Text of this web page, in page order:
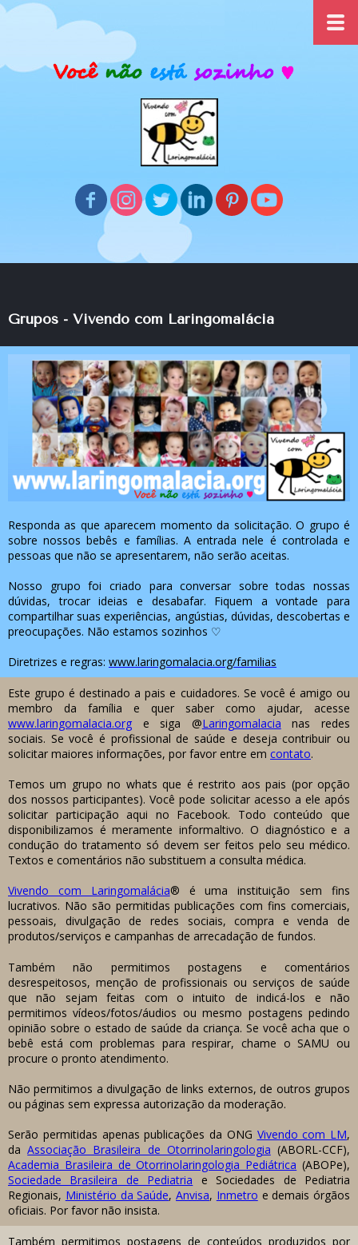
Grupos - Vivendo com Laringomalácia
Responda as que aparecem momento da solicitação. O grupo é
sobre nossos bebês e famílias. A entrada nele é controlada e
pessoas que não se apresentarem, não serão aceitas.
Nosso grupo foi criado para conversar sobre todas nossas
dúvidas, trocar ideias e desabafar. Fiquem a vontade para
compartilhar suas experiências, angústias, dúvidas, descobertas e
preocupações. Não estamos sozinhos ♡
Diretrizes e regras: www.laringomalacia.org/familias
Este grupo é destinado a pais e cuidadores. Se você é amigo ou
membro da família e quer saber como ajudar, acesse
www.laringomalacia.org e siga @Laringomalacia nas redes
sociais. Se você é profissional de saúde e deseja contribuir ou
solicitar maiores informações, por favor entre em contato.
Temos um grupo no whats que é restrito aos pais (por opção
dos nossos participantes). Você pode solicitar acesso a ele após
solicitar participação aqui no Facebook. Todo conteúdo que
disponibilizamos é meramente informaltivo. O diagnóstico e a
condução do tratamento só devem ser feitos pelo seu médico.
Textos e comentários não substituem a consulta médica.
Vivendo com Laringomalácia® é uma instituição sem fins
lucrativos. Não são permitidas publicações com fins comerciais,
pessoais, divulgação de redes sociais, compra e venda de
produtos/serviços e campanhas de arrecadação de fundos.
Também não permitimos postagens e comentários
desrespeitosos, menção de profissionais ou serviços de saúde
que não sejam feitas com o intuito de indicá-los e não
permitimos vídeos/fotos/áudios ou mesmo postagens pedindo
opinião sobre o estado de saúde da criança. Se você acha que o
bebê está com problemas para respirar, chame o SAMU ou
procure o pronto atendimento.
Não permitimos a divulgação de links externos, de outros grupos
ou páginas sem expressa autorização da moderação.
Serão permitidas apenas publicações da ONG Vivendo com LM,
daAssociação Brasileira de Otorrinolaringologia (ABORL-CCF),
Academia Brasileira de Otorrinolaringologia Pediátrica (ABOPe),
Sociedade Brasileira de Pediatria e Sociedades de Pediatria
Regionais, Ministério da Saúde, Anvisa, Inmetro e demais órgãos
oficiais. Por favor não insista.
Também permitimos postagens de conteúdos produzidos por